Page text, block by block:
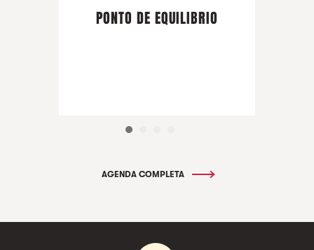
PONTO DE EQUILIBRIO
AGENDA COMPLETA